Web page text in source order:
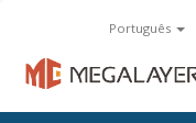
Português